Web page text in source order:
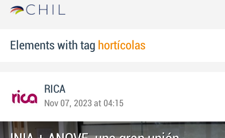
Elements with tag hortícolas
RICA
Nov 07, 2023 at 04:15